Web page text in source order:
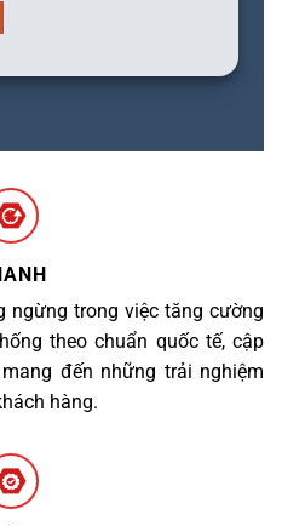
ngừng trong việc tăng cường
theo chuẩn quốc tế, cập
đến những trải nghiệm
hàng.